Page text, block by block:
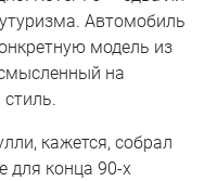
Автомобиль
модель из
на
кажется, собрал
для конца 90-х